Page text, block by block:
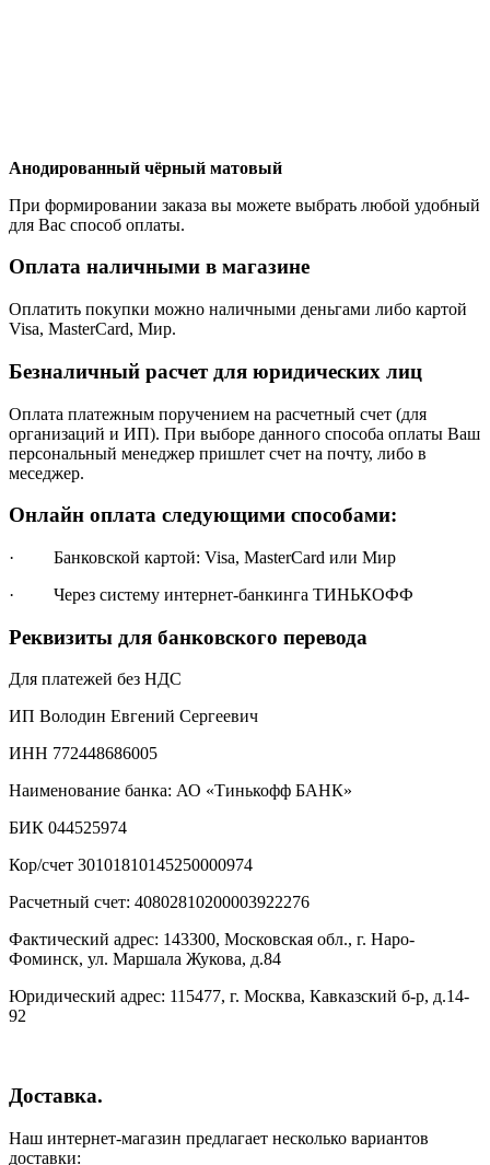
Анодированный чёрный матовый
При формировании заказа вы можете выбрать любой удобный
для Вас способ оплаты.
Оплата наличными в магазине
Оплатить покупки можно наличными деньгами либо картой
Visa, MasterCard, Мир.
Безналичный расчет для юридических лиц
Оплата платежным поручением на расчетный счет (для
организаций и ИП). При выборе данного способа оплаты Ваш
персональный менеджер пришлет счет на почту, либо в
меседжер.
Онлайн оплата следующими способами:
· Банковской картой: Visa, MasterCard или Мир
· Через систему интернет-банкинга ТИНЬКОФФ
Реквизиты для банковского перевода
Для платежей без НДС
ИП Володин Евгений Сергеевич
ИНН 772448686005
Наименование банка: АО «Тинькофф БАНК»
БИК 044525974
Кор/счет 30101810145250000974
Расчетный счет: 40802810200003922276
Фактический адрес: 143300, Московская обл., г. Наро-
Фоминск, ул. Маршала Жукова, д.84
Юридический адрес: 115477, г. Москва, Кавказский б-р, д.14-
92
Доставка.
Наш интернет-магазин предлагает несколько вариантов
доставки: